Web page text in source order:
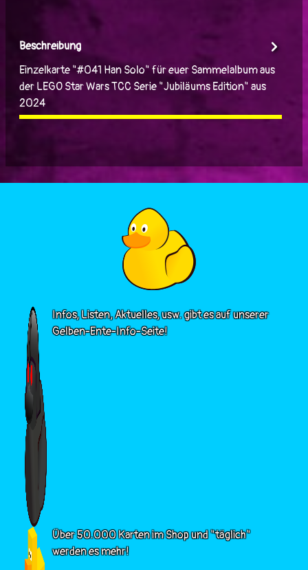
Beschreibung
Einzelkarte "#041 Han Solo" für euer Sammelalbum aus
der LEGO Star Wars TCC Serie "Jubiläums Edition" aus
2024
Infos, Listen, Aktuelles, usw. gibt es auf unserer
Gelben-Ente-Info-Seite!
Über 50.000 Karten im Shop und "täglich"
werden es mehr!